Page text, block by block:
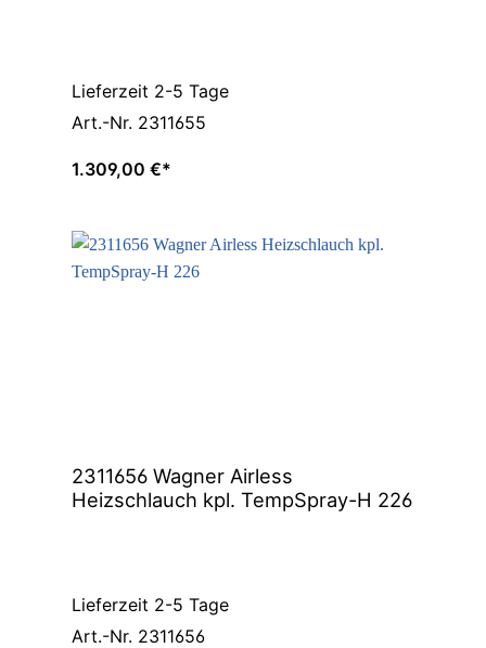
Lieferzeit 2-5 Tage
Art.-Nr. 2311655
1.309,00 €*
2311656 Wagner Airless
Heizschlauch kpl. TempSpray-H 226
Lieferzeit 2-5 Tage
Art.-Nr. 2311656